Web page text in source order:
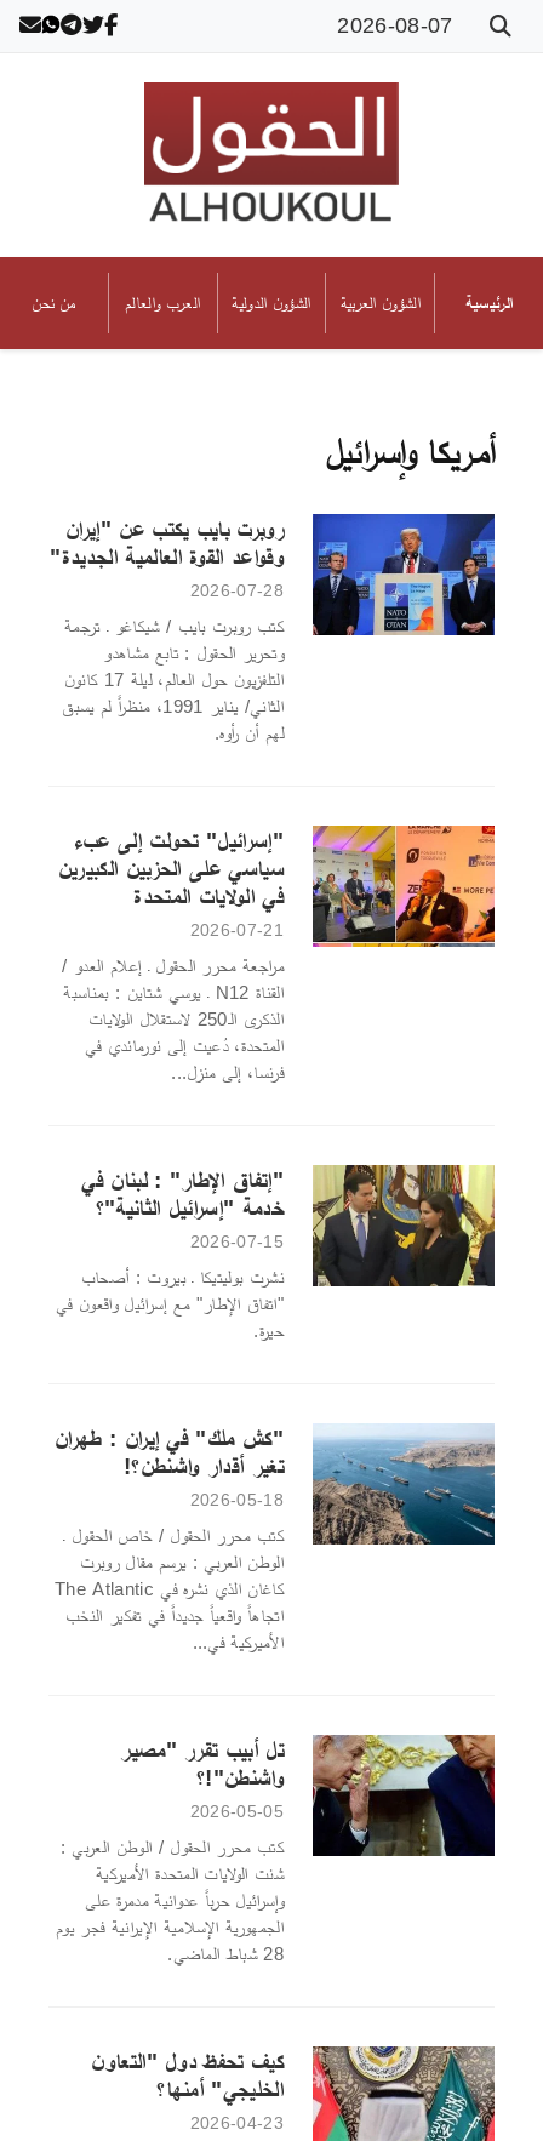
2026-08-07
الرئيسية الشؤون العربية الشؤون الدولية العرب والعالم من نحن
أمريكا وإسرائيل
روبرت بايب يكتب عن "إيران
وقواعد القوة العالمية الجديدة"
2026-07-28
كتب روبرت بايب / شيكاغو ـ ترجمة
وتحرير الحقول : تابع مشاهدو
التلفزيون حول العالم، ليلة 17 كانون
الثاني/ يناير 1991، منظراً لم يسبق
لهم أن رأوه.
"إسرائيل" تحولت إلى عبء
سياسي على الحزبين الكبيرين
في الولايات المتحدة
2026-07-21
مراجعة محرر الحقول ـ إعلام العدو /
القناة N12 ـ يوسي شتاين : بمناسبة
الذكرى الـ250 لاستقلال الولايات
المتحدة، دُعيت إلى نورماندي في
فرنسا، إلى منزل...
"إتفاق الإطار" : لبنان في
خدمة "إسرائيل الثانية"؟
2026-07-15
نشرت بوليتيكا ـ بيروت : أصحاب
"اتفاق الإطار" مع إسرائيل واقعون في
حيرة.
"كش ملك" في إيران : طهران
تغير أقدار واشنطن؟!
2026-05-18
كتب محرر الحقول / خاص الحقول ـ
الوطن العربي : يرسم مقال روبرت
كاغان الذي نشره في The Atlantic
اتجاهاً واقعياً جديداً في تفكير النخب
الأميركية في...
تل أبيب تقرر "مصير
واشنطن"!؟
2026-05-05
كتب محرر الحقول / الوطن العربي :
شنت الولايات المتحدة الأميركية
وإسرائيل حرباً عدوانية مدمرة على
الجمهورية الإسلامية الإيرانية فجر يوم
28 شباط الماضي.
كيف تحفظ دول "التعاون
الخليجي" أمنها؟
2026-04-23